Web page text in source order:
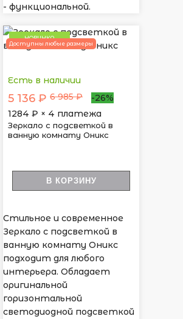
- функциональной.
НОВИНКА
Доступны любые размеры
Есть в наличии
5 136 ₽ 6 985 ₽
-26%
1284 ₽ × 4 платежа
Зеркало с подсветкой в
ванную комнату Оникс
В КОРЗИНУ
Стильное и современное
Зеркало с подсветкой в
ванную комнату Оникс
подходит для любого
интерьера. Обладает
оригинальной
горизонтальной
светодиодной подсветкой